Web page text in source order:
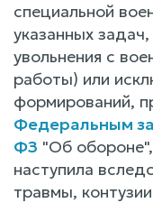
специальной
указанных
увольнения с
работы) или
формирований,
Федеральным
ФЗ "Об
наступила
травмы,